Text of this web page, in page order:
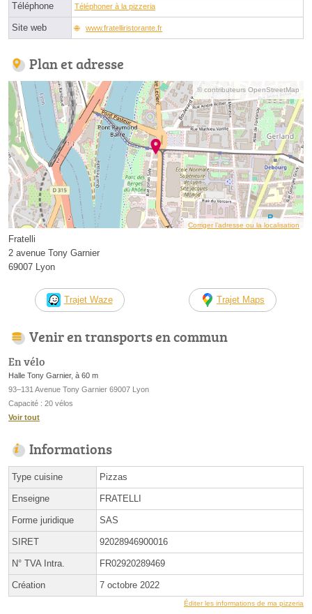
Téléphone Téléphoner à la pizzeria
Site web www.fratelliristorante.fr
Plan et adresse
© contributeurs OpenStreetMap
Corriger l’adresse ou la localisation
Fratelli
2 avenue Tony Garnier
69007 Lyon
Trajet Waze Trajet Maps
Venir en transports en commun
En vélo
Halle Tony Garnier, à 60 m
93–131 Avenue Tony Garnier 69007 Lyon
Capacité : 20 vélos
Voir tout
Informations
Type cuisine Pizzas
Enseigne FRATELLI
Forme juridique SAS
SIRET 92028946900016
N° TVA Intra. FR02920289469
Création 7 octobre 2022
Éditer les informations de ma pizzeria